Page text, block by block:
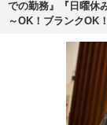
での勤務』『日曜休
～OK！ブランクOK